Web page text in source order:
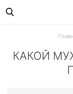
КАКОЙ